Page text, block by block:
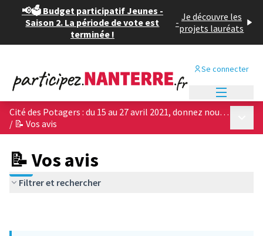
📢🗳️ Budget participatif Jeunes -
Saison 2. La période de vote est
terminée !
- Je découvre les
projets lauréats
Se connecter
Cité des Potagers : du 15 au 27 avril 2021, donnez nous votre avis sur les 4 projets architecturaux !
/ 📝 Vos avis
📝 Vos avis
Filtrer et rechercher